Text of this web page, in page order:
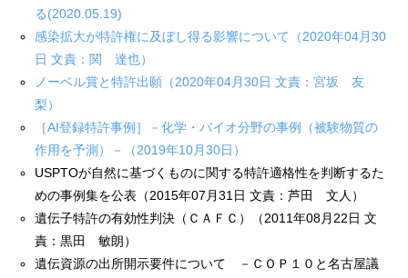
る(2020.05.19)
感染拡大が特許権に及ぼし得る影響について（2020年04月30
日 文責：関 達也）
ノーベル賞と特許出願（2020年04月30日 文責：宮坂 友
梨）
［AI登録特許事例］－化学・バイオ分野の事例（被験物質の
作用を予測）－（2019年10月30日）
USPTOが自然に基づくものに関する特許適格性を判断するた
めの事例集を公表（2015年07月31日 文責：芦田 文人）
遺伝子特許の有効性判決（ＣＡＦＣ）（2011年08月22日 文
責：黒田 敏朗）
遺伝資源の出所開示要件について －ＣＯＰ１０と名古屋議